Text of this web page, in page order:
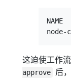
这迫使工作
approve
后，